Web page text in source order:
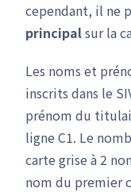
cependant, il ne
principalsur la
Les noms et
inscrits dans le
prénom du
ligne C1. Le
carte grise à 2
nom du premier